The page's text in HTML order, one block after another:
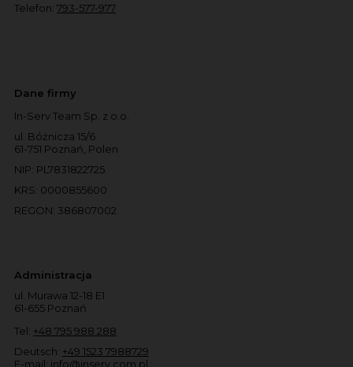
Telefon: 793-577-977
Dane firmy
In-Serv Team Sp. z o.o.
ul. Bóżnicza 15/6
61-751 Poznań, Polen
NIP: PL7831822725
KRS: 0000855600
REGON: 386807002
Administracja
ul. Murawa 12-18 E1
61-655 Poznań
Tel: +48 795 988 288
Deutsch: +49 1523 7988729
E-mail: info@inserv.com.pl